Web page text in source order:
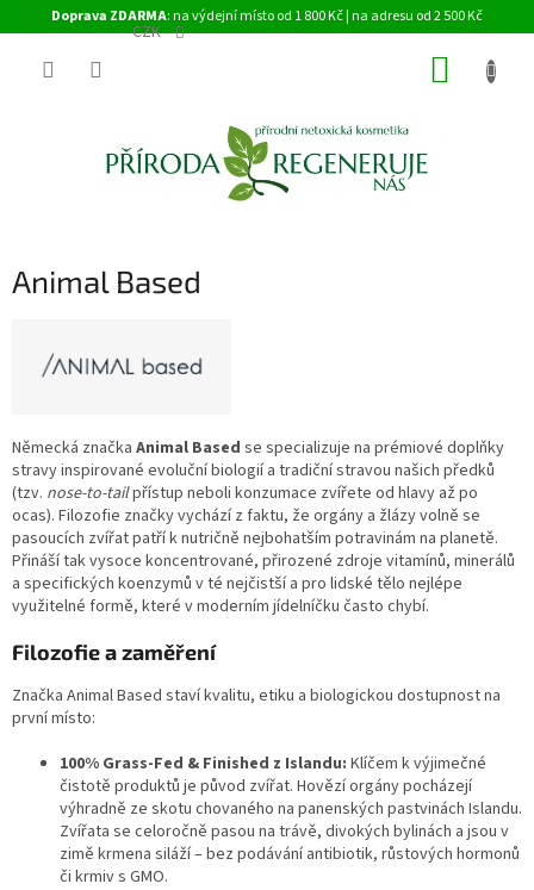
na
Doprava ZDARMA: na výdejní místo od 1 800 Kč | na adresu od 2 500 Kč
CZK
Animal Based
Německá značka Animal Based se specializuje na prémiové doplňky
stravy inspirované evoluční biologií a tradiční stravou našich předků
(tzv. nose-to-tailpřístup neboli konzumace zvířete od hlavy až po
ocas). Filozofie značky vychází z faktu, že orgány a žlázy volně se
pasoucích zvířat patří k nutričně nejbohatším potravinám na planetě.
Přináší tak vysoce koncentrované, přirozené zdroje vitamínů, minerálů
a specifických koenzymů v té nejčistší a pro lidské tělo nejlépe
využitelné formě, které v moderním jídelníčku často chybí.
Filozofie a zaměření
Značka Animal Based staví kvalitu, etiku a biologickou dostupnost na
první místo:
100% Grass-Fed & Finished z Islandu: Klíčem k výjimečné
čistotě produktů je původ zvířat. Hovězí orgány pocházejí
výhradně ze skotu chovaného na panenských pastvinách Islandu.
Zvířata se celoročně pasou na trávě, divokých bylinách a jsou v
zimě krmena siláží – bez podávání antibiotik, růstových hormonů
či krmiv s GMO.